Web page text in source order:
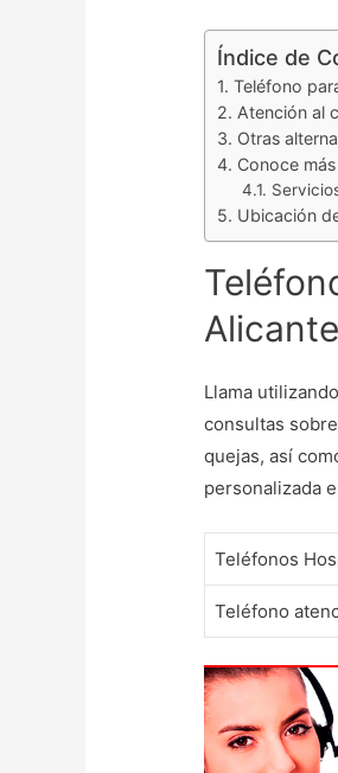
Índice de
Teléfono
Atención al
Otras
Conoce
Ubicación
Llama
consultas
quejas, así
personalizada
Teléfonos
Teléfono